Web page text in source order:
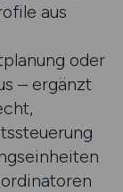
aus
oder
– ergänzt